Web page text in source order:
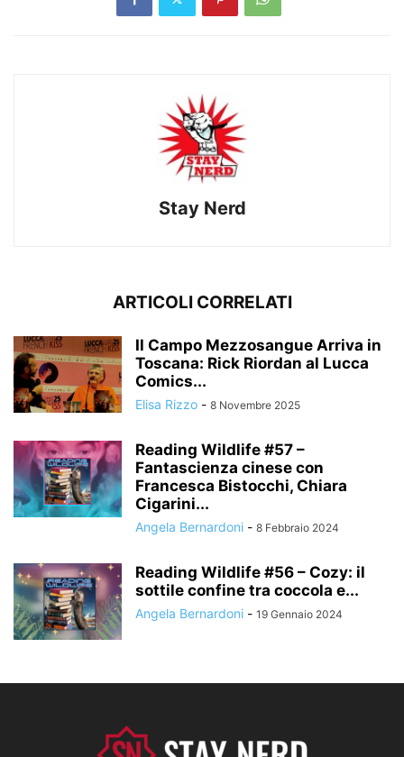
Stay Nerd
ARTICOLI CORRELATI
Il Campo Mezzosangue Arriva in
Toscana: Rick Riordan al Lucca
Comics...
Elisa Rizzo - 8 Novembre 2025
Reading Wildlife #57 –
Fantascienza cinese con
Francesca Bistocchi, Chiara
Cigarini...
Angela Bernardoni - 8 Febbraio 2024
Reading Wildlife #56 – Cozy: il
sottile confine tra coccola e...
Angela Bernardoni - 19 Gennaio 2024